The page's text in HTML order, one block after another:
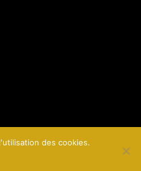
des cookies.